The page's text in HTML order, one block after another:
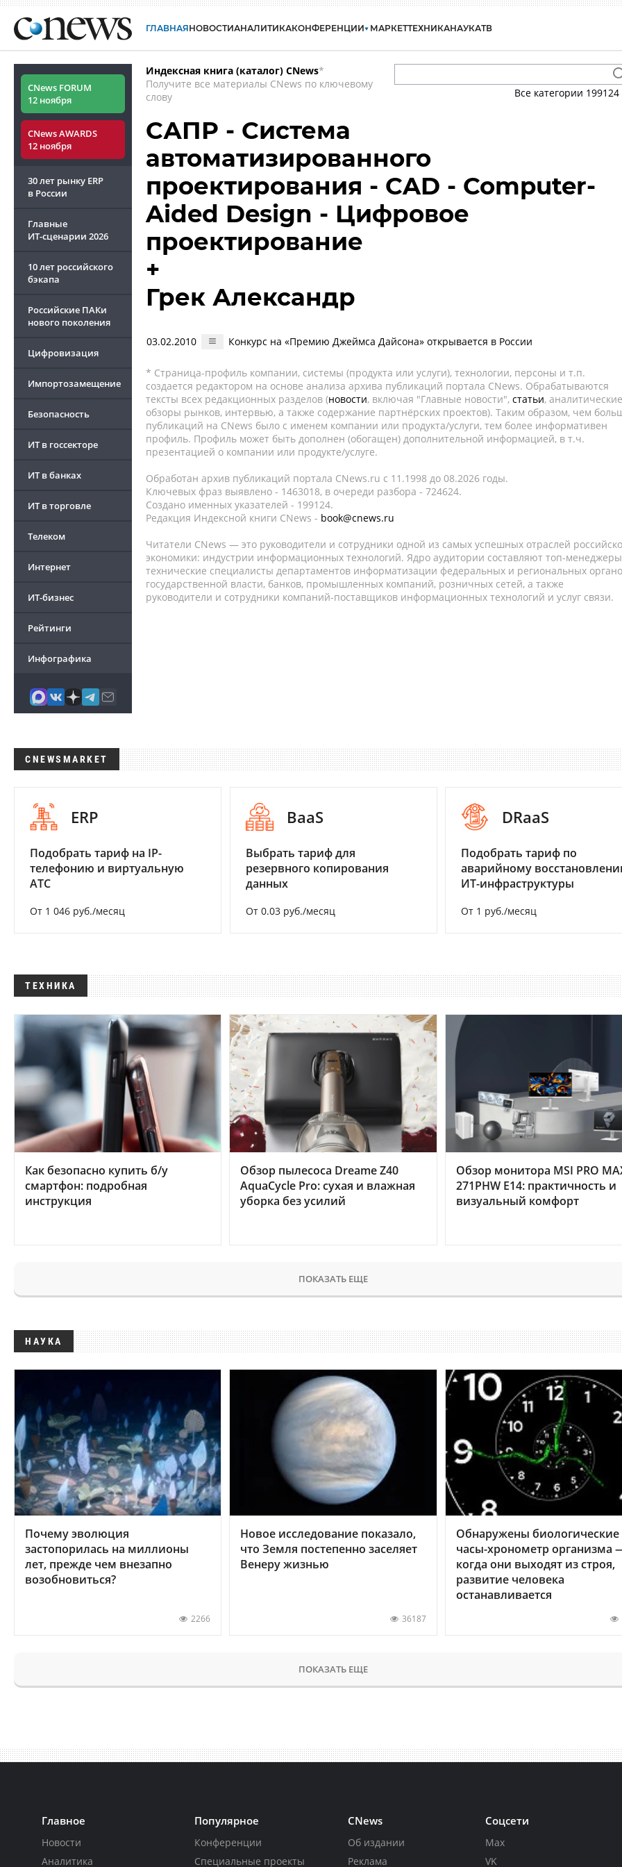
ГЛАВНАЯНОВОСТИАНАЛИТИКАКОНФЕРЕНЦИИ МАРКЕТТЕХНИКАНАУКАТВ
CNews FORUM
12 ноября
CNews AWARDS
12 ноября
30 лет рынку ERP
в России
Главные
ИТ-сценарии 2026
10 лет российского
бэкапа
Российские ПАКи
нового поколения
Цифровизация
Импортозамещение
Безопасность
ИТ в госсекторе
ИТ в банках
ИТ в торговле
Телеком
Интернет
ИТ-бизнес
Рейтинги
Инфографика
Индексная книга (каталог) CNews*
Получите все материалы CNews по ключевому
слову
Все категории 199124
САПР - Система
автоматизированного
проектирования - CAD - Computer-
Aided Design - Цифровое
проектирование
+
Грек Александр
03.02.2010 Конкурс на «Премию Джеймса Дайсона» открывается в России
* Страница-профиль компании, системы (продукта или услуги), технологии, персоны и т.п.
создается редактором на основе анализа архива публикаций портала CNews. Обрабатываются
тексты всех редакционных разделов (новости, включая "Главные новости", статьи, аналитические
обзоры рынков, интервью, а также содержание партнёрских проектов). Таким образом, чем
публикаций на CNews было с именем компании или продукта/услуги, тем более информативен
профиль. Профиль может быть дополнен (обогащен) дополнительной информацией, в т.ч.
презентацией о компании или продукте/услуге.
Обработан архив публикаций портала CNews.ru c 11.1998 до 08.2026 годы.
Ключевых фраз выявлено - 1463018, в очереди разбора - 724624.
Создано именных указателей - 199124.
Редакция Индексной книги CNews - book@cnews.ru
Читатели CNews — это руководители и сотрудники одной из самых успешных отраслей
экономики: индустрии информационных технологий. Ядро аудитории составляют топ-
технические специалисты департаментов информатизации федеральных и региональных
государственной власти, банков, промышленных компаний, розничных сетей, а также
руководители и сотрудники компаний-поставщиков информационных технологий и услуг связи.
CNEWSMARKET
ERP
Подобрать тариф на IP-
телефонию и виртуальную
АТС
От 1 046 руб./месяц
BaaS
Выбрать тариф для
резервного копирования
данных
От 0.03 руб./месяц
DRaaS
Подобрать тариф по
аварийному
ИТ-инфраструктуры
От 1 руб./месяц
ТЕХНИКА
Как безопасно купить б/у
смартфон: подробная
инструкция
Обзор пылесоса Dreame Z40
AquaCycle Pro: сухая и влажная
уборка без усилий
Обзор монитора MSI PRO
271PHW E14: практичность и
визуальный комфорт
ПОКАЗАТЬ ЕЩЕ
НАУКА
Почему эволюция
застопорилась на миллионы
лет, прежде чем внезапно
возобновиться?
2266
Новое исследование показало,
что Земля постепенно заселяет
Венеру жизнью
36187
Обнаружены биологические
часы-хронометр организма
когда они выходят из строя,
развитие человека
останавливается
ПОКАЗАТЬ ЕЩЕ
Главное
Новости
Аналитика
Популярное
Конференции
Специальные проекты
CNews
Об издании
Реклама
Соцсети
Max
VK